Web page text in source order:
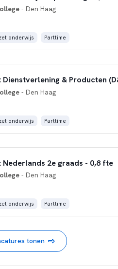
- Den Haag
onderwijs Parttime
- Den Haag
onderwijs Parttime
Nederlands 2e graads - 0,8 fte
- Den Haag
onderwijs Parttime
tonen